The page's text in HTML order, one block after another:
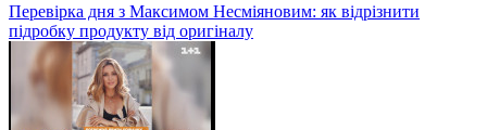
Перевірка дня з Максимом Несміяновим: як відрізнити
підробку продукту від оригіналу